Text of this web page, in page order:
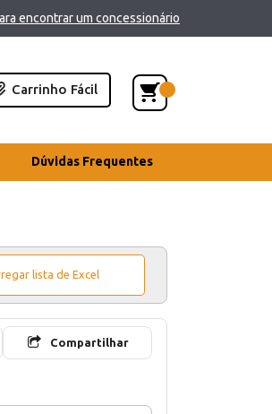
encontrar um concessionário
Carrinho Fácil
Dúvidas Frequentes
lista de Excel
Compartilhar